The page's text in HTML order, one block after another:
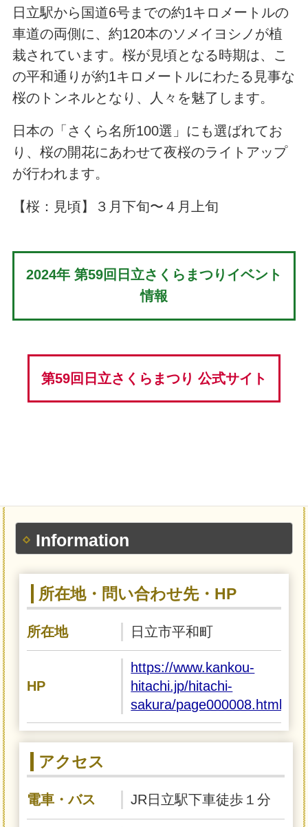
日立駅から国道6号までの約1キロメートルの
車道の両側に、約120本のソメイヨシノが植
栽されています。桜が見頃となる時期は、こ
の平和通りが約1キロメートルにわたる見事な
桜のトンネルとなり、人々を魅了します。
日本の「さくら名所100選」にも選ばれてお
り、桜の開花にあわせて夜桜のライトアップ
が行われます。
【桜：見頃】３月下旬〜４月上旬
2024年 第59回日立さくらまつりイベント
情報
第59回日立さくらまつり 公式サイト
Information
所在地・問い合わせ先・HP
所在地 日立市平和町
HP
https://www.kankou-
hitachi.jp/hitachi-
sakura/page000008.html
アクセス
電車・バス JR日立駅下車徒歩１分